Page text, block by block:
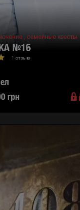
, семейные квесты
№16
1 отзыв
грн